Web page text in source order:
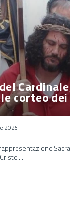
corteo dei
2025
...